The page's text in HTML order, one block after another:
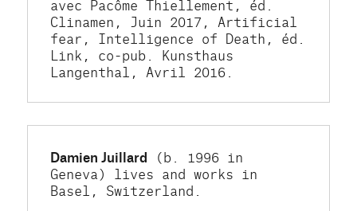
avec Pacôme Thiellement, éd.
Clinamen, Juin 2017, Artificial
fear, Intelligence of Death, éd.
Link, co-pub. Kunsthaus
Langenthal, Avril 2016.
Damien Juillard (b. 1996 in
Geneva) lives and works in
Basel, Switzerland.